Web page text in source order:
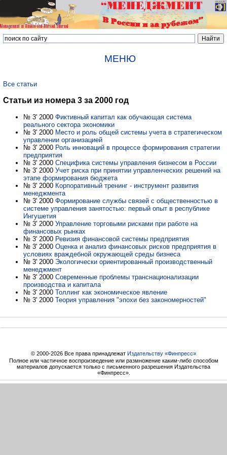
МЕНЮ
Все статьи
Статьи из номера 3 за 2000 год
№ 3' 2000 Фиктивный капитал как обучающая система
реального сектора экономики
№ 3' 2000 Место и роль общей системы учета в стратегическом
управлении организацией
№ 3' 2000 Роль инноваций в процессе формирования стратегии
предприятия
№ 3' 2000 Специфика системы управления бизнесом в России
№ 3' 2000 Учет риска при принятии управленческих решений на
этапе формирования бюджета
№ 3' 2000 Корпоративный тренинг - инструмент развития
менеджмента
№ 3' 2000 Формирование службы связей с общественностью в
системе управления занятостью: первый опыт в республике
Ингушетия
№ 3' 2000 Управление торговыми рисками при работе на
финансовых рынках
№ 3' 2000 Ревизия финансовой системы предприятия
№ 3' 2000 Оценка и анализ финансовых рисков предприятия в
условиях враждебной окружающей среды бизнеса
№ 3' 2000 Экологически ориентированный производственный
менеджмент
№ 3' 2000 Современные проблемы транснационализации
производства и капитала
№ 3' 2000 Толлинг как экономическое явление
№ 3' 2000 Теория управления "эпохи без закономерностей"
© 2000-2026 Все права принадлежат Издательству «Финпресс»
Полное или частичное воспроизведение или размножение каким-либо способом
материалов допускается только с письменного разрешения Издательства
«Финпресс».